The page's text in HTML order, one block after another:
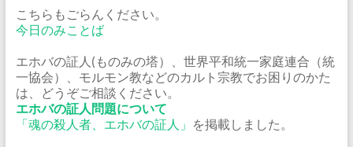
こちらもごらんください。
今日のみことば
エホバの証人(ものみの塔）、世界平和統一家庭連合（統
一協会）、モルモン教などのカルト宗教でお困りのかた
は、どうぞご相談ください。
エホバの証人問題について
「魂の殺人者、エホバの証人」 を掲載しました。